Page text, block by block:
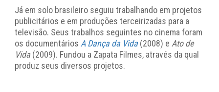
Já em solo brasileiro seguiu trabalhando em projetos
publicitários e em produções terceirizadas para a
televisão. Seus trabalhos seguintes no cinema foram
os documentários A Dança da Vida(2008) e Ato de
Vida(2009). Fundou a Zapata Filmes, através da qual
produz seus diversos projetos.